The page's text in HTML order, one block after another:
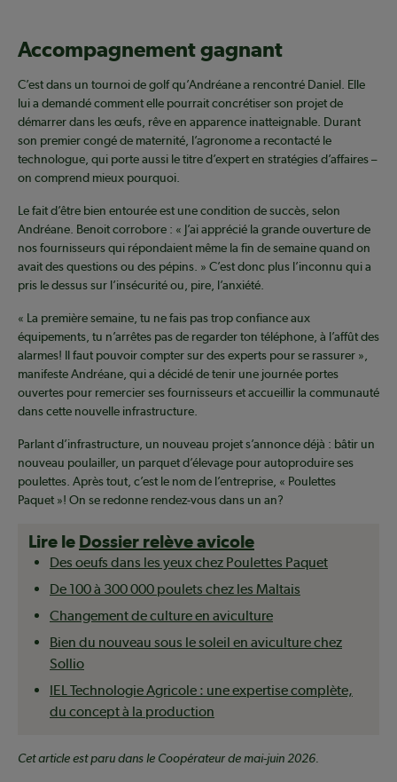
Accompagnement gagnant
C’est dans un tournoi de golf qu’Andréane a rencontré Daniel. Elle
lui a demandé comment elle pourrait concrétiser son projet de
démarrer dans les œufs, rêve en apparence inatteignable. Durant
son premier congé de maternité, l’agronome a recontacté le
technologue, qui porte aussi le titre d’expert en stratégies d’affaires –
on comprend mieux pourquoi.
Le fait d’être bien entourée est une condition de succès, selon
Andréane. Benoit corrobore : « J’ai apprécié la grande ouverture de
nos fournisseurs qui répondaient même la fin de semaine quand on
avait des questions ou des pépins. » C’est donc plus l’inconnu qui a
pris le dessus sur l’insécurité ou, pire, l’anxiété.
« La première semaine, tu ne fais pas trop confiance aux
équipements, tu n’arrêtes pas de regarder ton téléphone, à l’affût des
alarmes! Il faut pouvoir compter sur des experts pour se rassurer »,
manifeste Andréane, qui a décidé de tenir une journée portes
ouvertes pour remercier ses fournisseurs et accueillir la communauté
dans cette nouvelle infrastructure.
Parlant d’infrastructure, un nouveau projet s’annonce déjà : bâtir un
nouveau poulailler, un parquet d’élevage pour autoproduire ses
poulettes. Après tout, c’est le nom de l’entreprise, « Poulettes
Paquet »! On se redonne rendez-vous dans un an?
Lire le Dossier relève avicole
Des oeufs dans les yeux chez Poulettes Paquet
De 100 à 300 000 poulets chez les Maltais
Changement de culture en aviculture
Bien du nouveau sous le soleil en aviculture chez
Sollio
IEL Technologie Agricole : une expertise complète,
du concept à la production
Cet article est paru dans le Coopérateur de mai-juin 2026.